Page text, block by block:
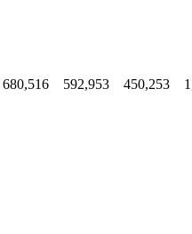
680,516 592,953 450,253